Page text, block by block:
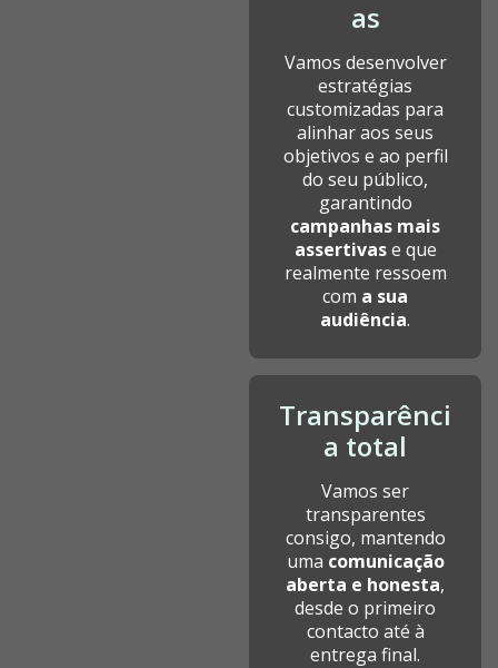
as
Vamos desenvolver
estratégias
customizadas para
alinhar aos seus
objetivos e ao perfil
do seu público,
garantindo
campanhas mais
assertivase que
realmente ressoem
com a sua
audiência.
Transparênci
a total
Vamos ser
transparentes
consigo, mantendo
uma comunicação
aberta e honesta,
desde o primeiro
contacto até à
entrega final.